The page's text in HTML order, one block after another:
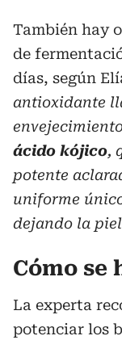
También hay
de
días, según
antioxidante
ácido kójico,
potente
uniforme
dejando la piel
Cómo se
La experta
potenciar los